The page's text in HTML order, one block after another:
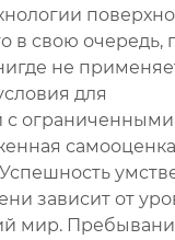
в свою очередь,
не
для
с ограниченными
зависит от
мир.